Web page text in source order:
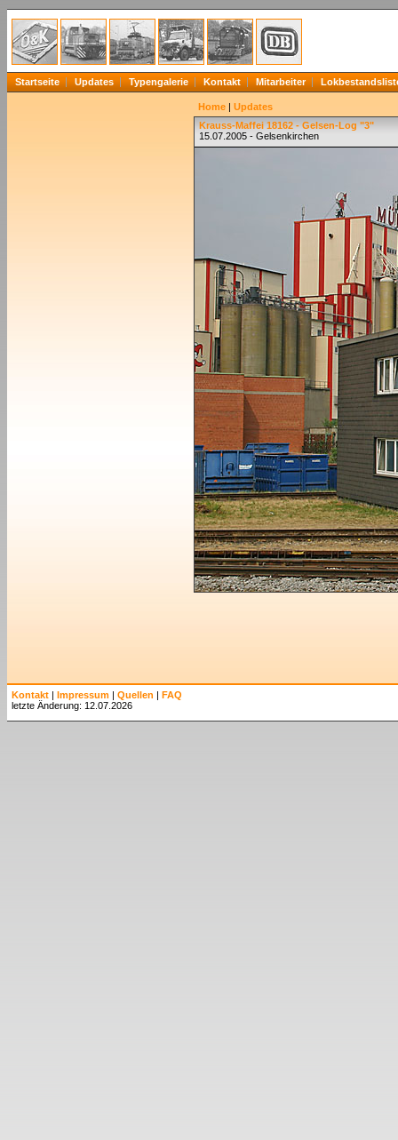
Startseite Updates Typengalerie Kontakt Mitarbeiter
Home | Updates
Krauss-Maffei 18162 - Gelsen-Log "3"
15.07.2005 - Gelsenkirchen
Kontakt | Impressum | Quellen | FAQ
letzte Änderung: 12.07.2026